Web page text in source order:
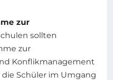
zur
sollten
zur
Konflikmanagement
Schüler im Umgang